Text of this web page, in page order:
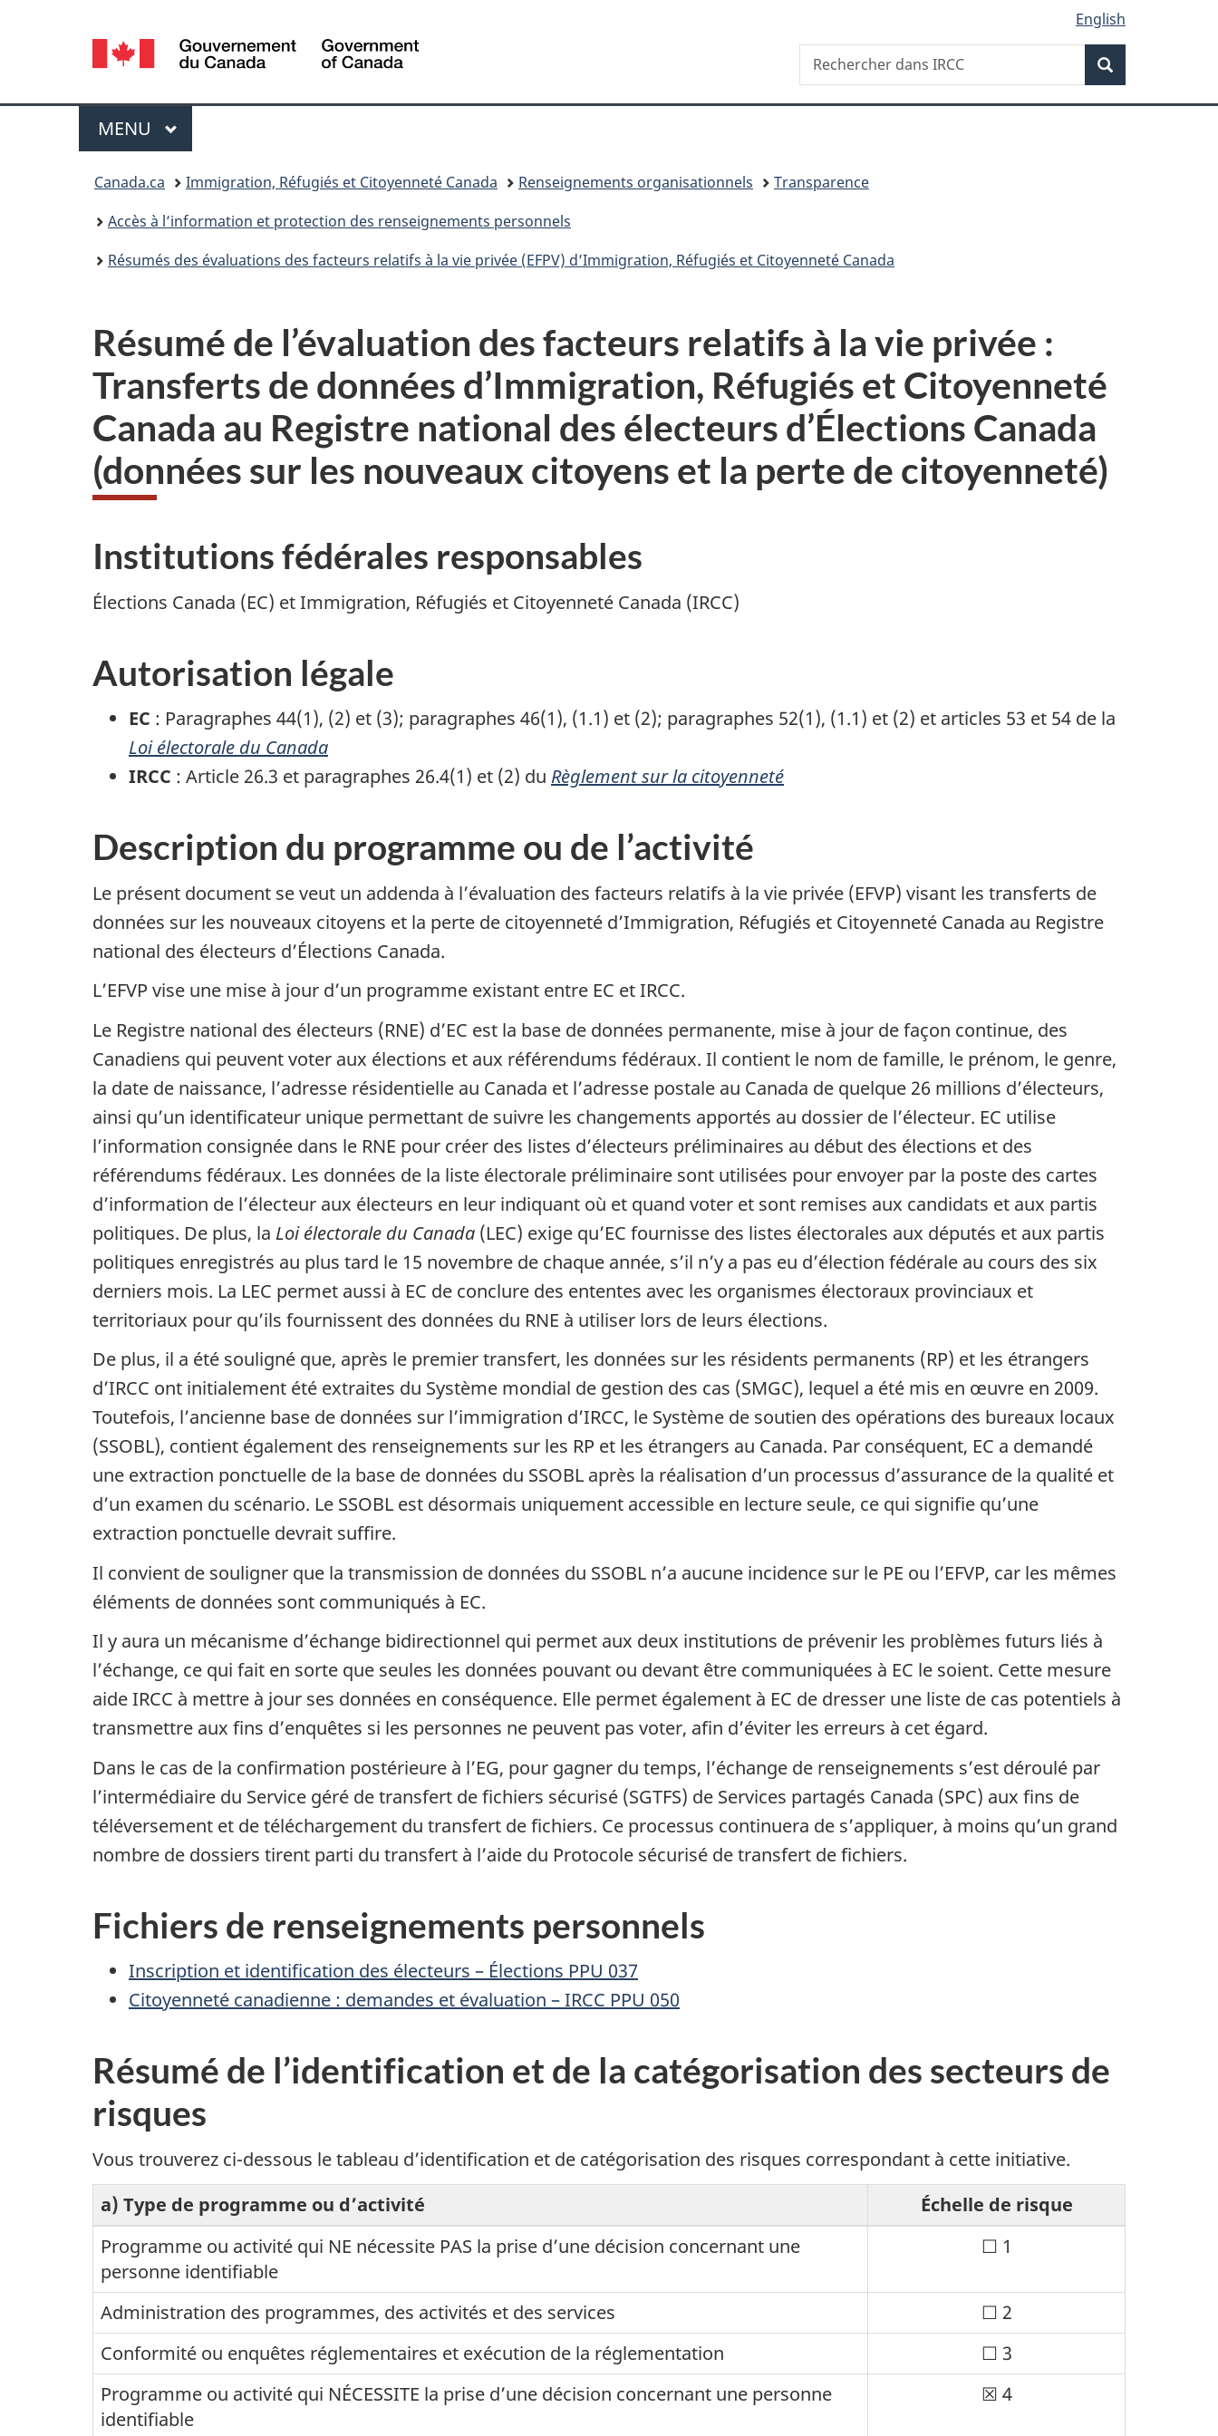
sujet
HTML
Sélection
de
la
langue
English
Canada
Recherche
Rechercher
dans
Menu
MENU PRINCIPAL
Canada.ca Immigration, Réfugiés et Citoyenneté Canada Renseignements organisationnels
Transparence
Accès à l’information et protection des renseignements personnels
Résumés des évaluations des facteurs relatifs à la vie privée (EFPV) d’Immigration, Réfugiés et Citoyenneté Canada
Résumé de l’évaluation des facteurs relatifs à la vie privée :
Transferts de données d’Immigration, Réfugiés et Citoyenneté
Canada au Registre national des électeurs d’Élections Canada
(données sur les nouveaux citoyens et la perte de citoyenneté)
Institutions fédérales responsables
Élections Canada (EC) et Immigration, Réfugiés et Citoyenneté Canada (IRCC)
Autorisation légale
EC : Paragraphes 44(1), (2) et (3); paragraphes 46(1), (1.1) et (2); paragraphes 52(1), (1.1) et (2) et articles 53 et 54 de la
Loi électorale du Canada
IRCC : Article 26.3 et paragraphes 26.4(1) et (2) du Règlement sur la citoyenneté
Description du programme ou de l’activité
Le présent document se veut un addenda à l’évaluation des facteurs relatifs à la vie privée (EFVP) visant les transferts de
données sur les nouveaux citoyens et la perte de citoyenneté d’Immigration, Réfugiés et Citoyenneté Canada au Registre
national des électeurs d’Élections Canada.
L’EFVP vise une mise à jour d’un programme existant entre EC et IRCC.
Le Registre national des électeurs (RNE) d’EC est la base de données permanente, mise à jour de façon continue, des
Canadiens qui peuvent voter aux élections et aux référendums fédéraux. Il contient le nom de famille, le prénom, le genre,
la date de naissance, l’adresse résidentielle au Canada et l’adresse postale au Canada de quelque 26 millions d’électeurs,
ainsi qu’un identificateur unique permettant de suivre les changements apportés au dossier de l’électeur. EC utilise
l’information consignée dans le RNE pour créer des listes d’électeurs préliminaires au début des élections et des
référendums fédéraux. Les données de la liste électorale préliminaire sont utilisées pour envoyer par la poste des cartes
d’information de l’électeur aux électeurs en leur indiquant où et quand voter et sont remises aux candidats et aux partis
politiques. De plus, la Loi électorale du Canada (LEC) exige qu’EC fournisse des listes électorales aux députés et aux partis
politiques enregistrés au plus tard le 15 novembre de chaque année, s’il n’y a pas eu d’élection fédérale au cours des six
derniers mois. La LEC permet aussi à EC de conclure des ententes avec les organismes électoraux provinciaux et
territoriaux pour qu’ils fournissent des données du RNE à utiliser lors de leurs élections.
De plus, il a été souligné que, après le premier transfert, les données sur les résidents permanents (RP) et les étrangers
d’IRCC ont initialement été extraites du Système mondial de gestion des cas (SMGC), lequel a été mis en œuvre en 2009.
Toutefois, l’ancienne base de données sur l’immigration d’IRCC, le Système de soutien des opérations des bureaux locaux
(SSOBL), contient également des renseignements sur les RP et les étrangers au Canada. Par conséquent, EC a demandé
une extraction ponctuelle de la base de données du SSOBL après la réalisation d’un processus d’assurance de la qualité et
d’un examen du scénario. Le SSOBL est désormais uniquement accessible en lecture seule, ce qui signifie qu’une
extraction ponctuelle devrait suffire.
Il convient de souligner que la transmission de données du SSOBL n’a aucune incidence sur le PE ou l’EFVP, car les mêmes
éléments de données sont communiqués à EC.
Il y aura un mécanisme d’échange bidirectionnel qui permet aux deux institutions de prévenir les problèmes futurs liés à
l’échange, ce qui fait en sorte que seules les données pouvant ou devant être communiquées à EC le soient. Cette mesure
aide IRCC à mettre à jour ses données en conséquence. Elle permet également à EC de dresser une liste de cas potentiels à
transmettre aux fins d’enquêtes si les personnes ne peuvent pas voter, afin d’éviter les erreurs à cet égard.
Dans le cas de la confirmation postérieure à l’EG, pour gagner du temps, l’échange de renseignements s’est déroulé par
l’intermédiaire du Service géré de transfert de fichiers sécurisé (SGTFS) de Services partagés Canada (SPC) aux fins de
téléversement et de téléchargement du transfert de fichiers. Ce processus continuera de s’appliquer, à moins qu’un grand
nombre de dossiers tirent parti du transfert à l’aide du Protocole sécurisé de transfert de fichiers.
Fichiers de renseignements personnels
Inscription et identification des électeurs – Élections PPU 037
Citoyenneté canadienne : demandes et évaluation – IRCC PPU 050
Résumé de l’identification et de la catégorisation des secteurs de
risques
Vous trouverez ci-dessous le tableau d’identification et de catégorisation des risques correspondant à cette initiative.
a) Type de programme ou d’activité
Échelle de risque
Programme ou activité qui NE nécessite PAS la prise d’une décision concernant une
personne identifiable
Case
cocher
:
décoché
☐ 1
Administration des programmes, des activités et des services
Case
à
cocher
:
☐ 2
Conformité ou enquêtes réglementaires et exécution de la réglementation
Case
à
cocher
☐ 3
Programme ou activité qui NÉCESSITE la prise d’une décision concernant une personne
identifiable
Case
☒ 4